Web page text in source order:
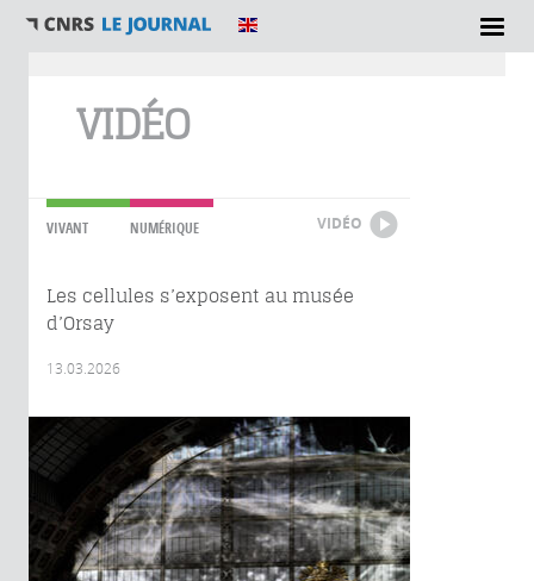
VIDÉO
VIVANT NUMÉRIQUE VIDÉO
Les cellules s’exposent au musée
d’Orsay
13.03.2026